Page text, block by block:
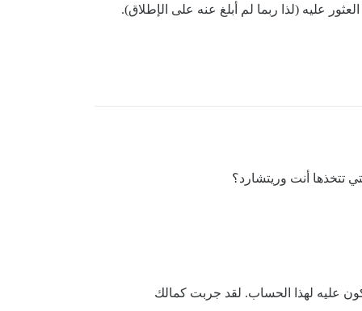
تتخذها أنت وريتشارد؟
عليه لهذا الحساب. لقد جربت كمالك